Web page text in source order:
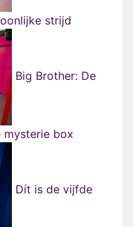
strijd
Big Brother: De
mysterie box
Dít is de vijfde